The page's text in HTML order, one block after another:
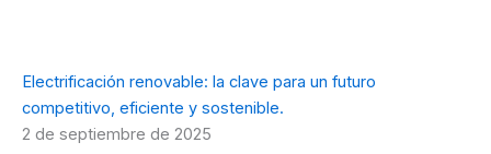
Electrificación renovable: la clave para un futuro
competitivo, eficiente y sostenible.
2 de septiembre de 2025